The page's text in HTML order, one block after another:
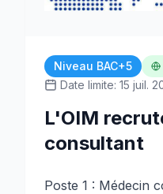
Niveau BAC+5
Date limite: 15 juil.
L'OIM
consultant
Poste 1 : Médecin